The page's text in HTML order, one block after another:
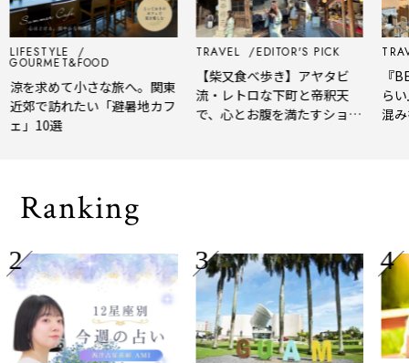
を求めて小さな旅へ。関東
郊で訪れたい「避暑地カフ
」10選
TRAVEL EDITOR'S PICK
【柴又食べ歩き】アヤタビ
流・レトロな下町と帝釈天
で、心とお腹を満たすショー
『
らい
混み
Ranking